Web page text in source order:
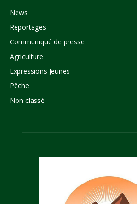
News
Reportages
Communiqué de presse
Agriculture
Expressions Jeunes
Pêche
Non classé